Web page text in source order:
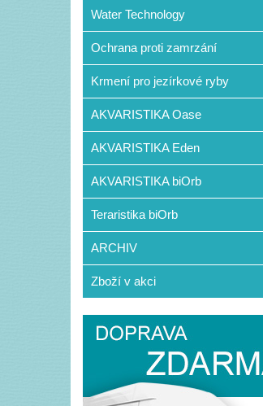
Water Technology
Ochrana proti zamrzání
Krmení pro jezírkové ryby
AKVARISTIKA Oase
AKVARISTIKA Eden
AKVARISTIKA biOrb
Teraristika biOrb
ARCHIV
Zboží v akci